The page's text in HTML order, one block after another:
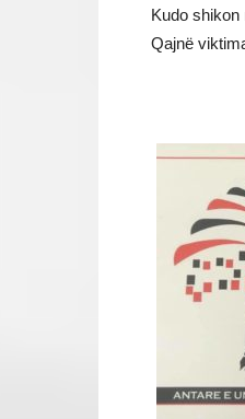
Kudo shikon
Qajnë